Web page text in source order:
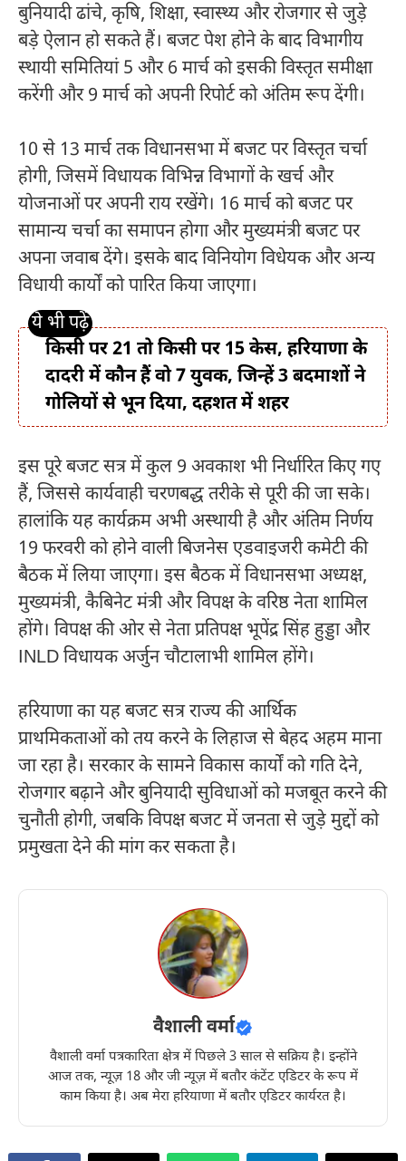
बुनियादी ढांचे, कृषि, शिक्षा, स्वास्थ्य और रोजगार से जुड़े
बड़े ऐलान हो सकते हैं। बजट पेश होने के बाद विभागीय
स्थायी समितियां 5 और 6 मार्च को इसकी विस्तृत समीक्षा
करेंगी और 9 मार्च को अपनी रिपोर्ट को अंतिम रूप देंगी।
10 से 13 मार्च तक विधानसभा में बजट पर विस्तृत चर्चा
होगी, जिसमें विधायक विभिन्न विभागों के खर्च और
योजनाओं पर अपनी राय रखेंगे। 16 मार्च को बजट पर
सामान्य चर्चा का समापन होगा और मुख्यमंत्री बजट पर
अपना जवाब देंगे। इसके बाद विनियोग विधेयक और अन्य
विधायी कार्यों को पारित किया जाएगा।
किसी पर 21 तो किसी पर 15 केस, हरियाणा के
दादरी में कौन हैं वो 7 युवक, जिन्हें 3 बदमाशों ने
गोलियों से भून दिया, दहशत में शहर
इस पूरे बजट सत्र में कुल 9 अवकाश भी निर्धारित किए गए
हैं, जिससे कार्यवाही चरणबद्ध तरीके से पूरी की जा सके।
हालांकि यह कार्यक्रम अभी अस्थायी है और अंतिम निर्णय
19 फरवरी को होने वाली बिजनेस एडवाइजरी कमेटी की
बैठक में लिया जाएगा। इस बैठक में विधानसभा अध्यक्ष,
मुख्यमंत्री, कैबिनेट मंत्री और विपक्ष के वरिष्ठ नेता शामिल
होंगे। विपक्ष की ओर से नेता प्रतिपक्षभूपेंद्र सिंह हुड्डाऔर
INLD विधायकअर्जुन चौटालाभी शामिल होंगे।
हरियाणा का यह बजट सत्र राज्य की आर्थिक
प्राथमिकताओं को तय करने के लिहाज से बेहद अहम माना
जा रहा है। सरकार के सामने विकास कार्यों को गति देने,
रोजगार बढ़ाने और बुनियादी सुविधाओं को मजबूत करने की
चुनौती होगी, जबकि विपक्ष बजट में जनता से जुड़े मुद्दों को
प्रमुखता देने की मांग कर सकता है।
वैशाली वर्मा
वैशाली वर्मा पत्रकारिता क्षेत्र में पिछले 3 साल से सक्रिय है। इन्होंने
आज तक, न्यूज़ 18 और जी न्यूज़ में बतौर कंटेंट एडिटर के रूप में
काम किया है। अब मेरा हरियाणा में बतौर एडिटर कार्यरत है।